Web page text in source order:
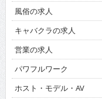
風俗の求人
キャバクラの求人
営業の求人
パワフルワーク
ホスト・モデル・AV